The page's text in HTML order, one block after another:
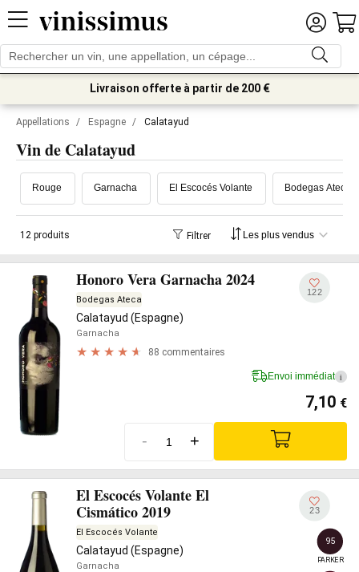
Livraison offerte à partir de 200 €
Appellations / Espagne / Calatayud
Vin de Calatayud
Rouge Garnacha El Escocés Volante Bodegas Ateca
12 produits Filtrer
Honoro Vera Garnacha 2024
Bodegas Ateca
Calatayud (Espagne)
Garnacha
88 commentaires
122
Envoi immédiat i
7,10 €
- +
El Escocés Volante El
Cismático 2019
El Escocés Volante
Calatayud (Espagne)
Garnacha
23
95
PARKER